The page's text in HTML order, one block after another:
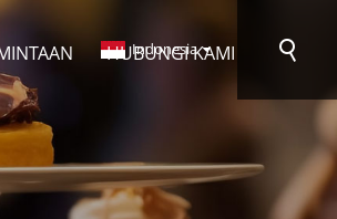
HUBUNGI KAMI
Indonesia